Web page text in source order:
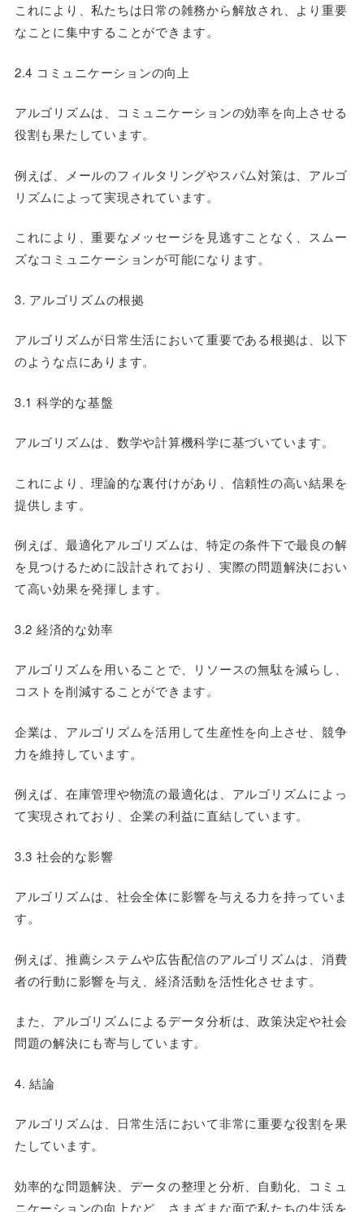
これにより、私たちは日常の雑務から解放され、より重要
なことに集中することができます。
2.4 コミュニケーションの向上
アルゴリズムは、コミュニケーションの効率を向上させる
役割も果たしています。
例えば、メールのフィルタリングやスパム対策は、アルゴ
リズムによって実現されています。
これにより、重要なメッセージを見逃すことなく、スムー
ズなコミュニケーションが可能になります。
3. アルゴリズムの根拠
アルゴリズムが日常生活において重要である根拠は、以下
のような点にあります。
3.1 科学的な基盤
アルゴリズムは、数学や計算機科学に基づいています。
これにより、理論的な裏付けがあり、信頼性の高い結果を
提供します。
例えば、最適化アルゴリズムは、特定の条件下で最良の解
を見つけるために設計されており、実際の問題解決におい
て高い効果を発揮します。
3.2 経済的な効率
アルゴリズムを用いることで、リソースの無駄を減らし、
コストを削減することができます。
企業は、アルゴリズムを活用して生産性を向上させ、競争
力を維持しています。
例えば、在庫管理や物流の最適化は、アルゴリズムによっ
て実現されており、企業の利益に直結しています。
3.3 社会的な影響
アルゴリズムは、社会全体に影響を与える力を持っていま
す。
例えば、推薦システムや広告配信のアルゴリズムは、消費
者の行動に影響を与え、経済活動を活性化させます。
また、アルゴリズムによるデータ分析は、政策決定や社会
問題の解決にも寄与しています。
4. 結論
アルゴリズムは、日常生活において非常に重要な役割を果
たしています。
効率的な問題解決、データの整理と分析、自動化、コミュ
ニケーションの向上など、さまざまな面で私たちの生活を